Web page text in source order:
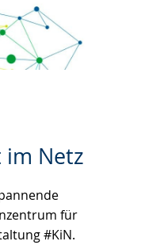
im Netz
für
#KiN.